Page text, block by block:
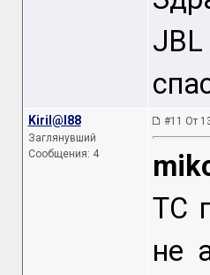
Kiril@l88
Заглянувший
Сообщения: 4
#11 От
ТС
не